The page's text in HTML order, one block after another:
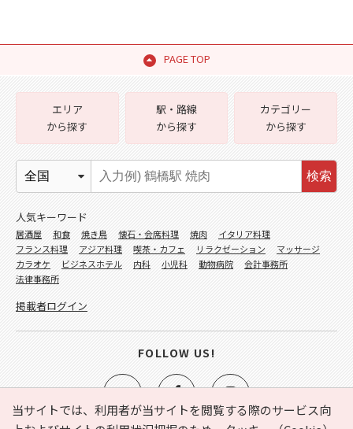
PAGE TOP
当サイトでは、利用者が当サイトを閲覧する際のサービス向
エリア
から探す
駅・路線
から探す
カテゴリー
から探す
検索
人気キーワード
居酒屋 和食 焼き鳥 懐石・会席料理 焼肉
イタリア料理
フランス料理
アジア料理 喫茶・カフェ リラクゼーション
マッサージ
カラオケ
ビジネスホテル 内科 小児科 動物病院
会計事務所
法律事務所
掲載者ログイン
FOLLOW US!